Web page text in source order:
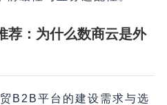
荐：为什么数商云是外
B2B平台的建设需求与选